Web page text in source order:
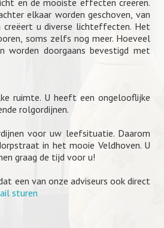
en de mooiste effecten creëren.
elkaar worden geschoven, van
creëert u diverse lichteffecten. Het
soms zelfs nog meer. Hoeveel
worden doorgaans bevestigd met
ruimte. U heeft een ongelooflijke
rolgordijnen.
voor uw leefsituatie. Daarom
in het mooie Veldhoven. U
graag de tijd voor u!
een van onze adviseurs ook direct
sturen